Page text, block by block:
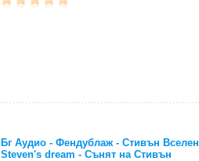
Бг Аудио - Фендублаж - Стивън
Steven's dream - Сънят на Стивън